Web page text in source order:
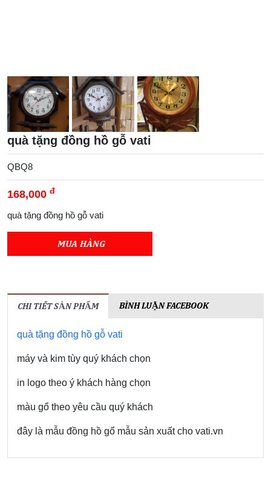
quà tặng đồng hồ gỗ vati
QBQ8
168,000 đ
quà tặng đồng hồ gỗ vati
MUA HÀNG
CHI TIẾT SẢN PHẨM BÌNH LUẬN FACEBOOK
quà tặng đồng hồ gỗ vati
máy và kim tùy quý khách chọn
in logo theo ý khách hàng chọn
màu gổ theo yêu cầu quý khách
đây là mẫu đồng hồ gổ mẫu sản xuất cho vati.vn